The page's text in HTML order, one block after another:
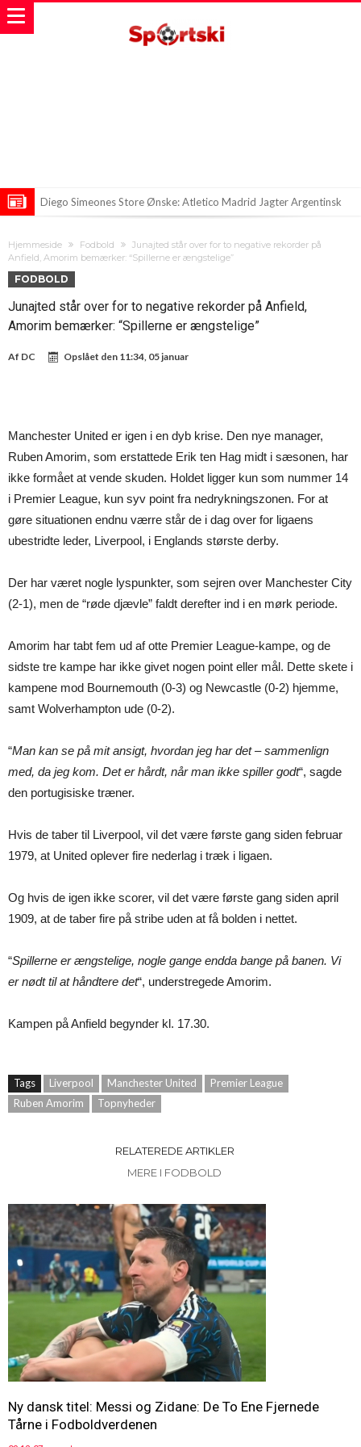
Diego Simeones Store Ønske: Atletico Madrid Jagter Argentinsk
Bradley Barkola: Liverpools Drøm eller en Uopnåelig Saga?
Hjemmeside Fodbold
Junajted står over for to negative rekorder på
Anfield, Amorim bemærker: “Spillerne er ængstelige”
FODBOLD
Junajted står over for to negative rekorder på Anfield,
Amorim bemærker: “Spillerne er ængstelige”
Af DC Opslået den 11:34, 05 januar
Manchester United er igen i en dyb krise. Den nye manager,
Ruben Amorim, som erstattede Erik ten Hag midt i sæsonen, har
ikke formået at vende skuden. Holdet ligger kun som nummer 14
i Premier League, kun syv point fra nedrykningszonen. For at
gøre situationen endnu værre står de i dag over for ligaens
ubestridte leder, Liverpool, i Englands største derby.
Der har været nogle lyspunkter, som sejren over Manchester City
(2-1), men de “røde djævle” faldt derefter ind i en mørk periode.
Amorim har tabt fem ud af otte Premier League-kampe, og de
sidste tre kampe har ikke givet nogen point eller mål. Dette skete i
kampene mod Bournemouth (0-3) og Newcastle (0-2) hjemme,
samt Wolverhampton ude (0-2).
“Man kan se på mit ansigt, hvordan jeg har det – sammenlign
med, da jeg kom. Det er hårdt, når man ikke spiller godt“, sagde
den portugisiske træner.
Hvis de taber til Liverpool, vil det være første gang siden februar
1979, at United oplever fire nederlag i træk i ligaen.
Og hvis de igen ikke scorer, vil det være første gang siden april
1909, at de taber fire på stribe uden at få bolden i nettet.
“Spillerne er ængstelige, nogle gange endda bange på banen. Vi
er nødt til at håndtere det“, understregede Amorim.
Kampen på Anfield begynder kl. 17.30.
Tags Liverpool Manchester United
Premier League
Ruben Amorim
Topnyheder
RELATEREDE ARTIKLER
MERE I FODBOLD
Ny dansk titel: Messi og Zidane: De To Ene Fjernede
Tårne i Fodboldverdenen